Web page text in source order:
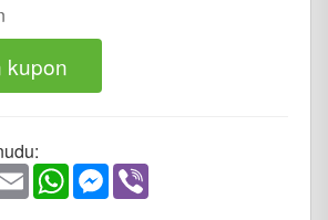
kupon
EmailWhatsAppMessenger